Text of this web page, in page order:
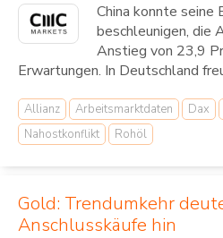
China konnte
beschleunigen, die
Anstieg von 23,9
Erwartungen. In Deutschland
Allianz Arbeitsmarktdaten Dax
Nahostkonflikt
Rohöl
Gold: Trendumkehr
Anschlusskäufe hin